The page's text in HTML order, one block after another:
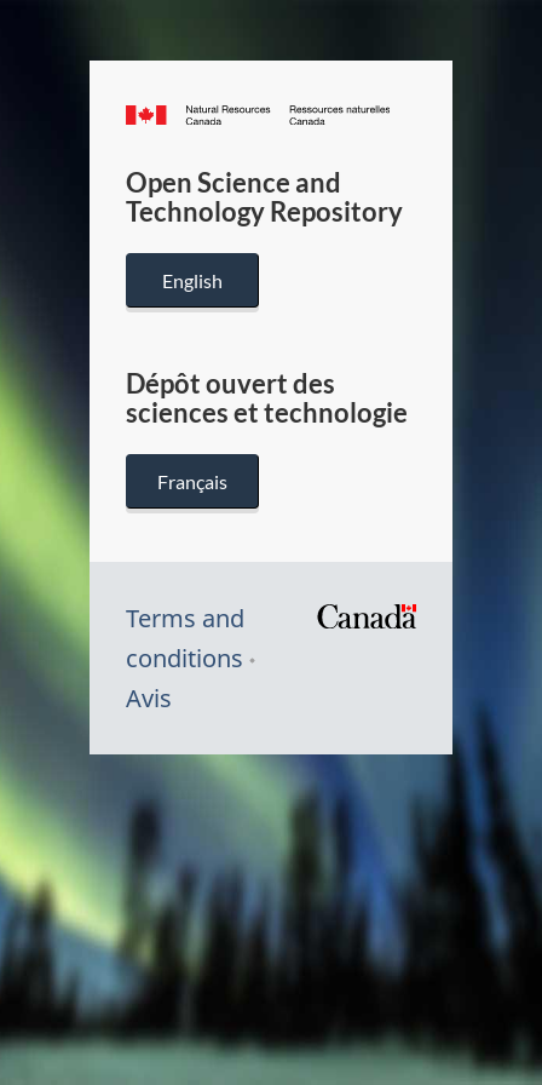
Canada.ca
/
Canada
Open Science and
Technology Repository
English
Dépôt ouvert des
sciences et technologie
Français
Terms and
conditions
Avis
Canada